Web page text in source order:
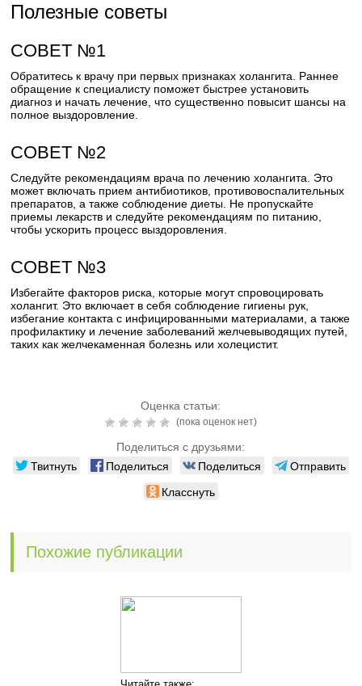
Полезные советы
СОВЕТ №1
Обратитесь к врачу при первых признаках холангита. Раннее
обращение к специалисту поможет быстрее установить
диагноз и начать лечение, что существенно повысит шансы на
полное выздоровление.
СОВЕТ №2
Следуйте рекомендациям врача по лечению холангита. Это
может включать прием антибиотиков, противовоспалительных
препаратов, а также соблюдение диеты. Не пропускайте
приемы лекарств и следуйте рекомендациям по питанию,
чтобы ускорить процесс выздоровления.
СОВЕТ №3
Избегайте факторов риска, которые могут спровоцировать
холангит. Это включает в себя соблюдение гигиены рук,
избегание контакта с инфицированными материалами, а также
профилактику и лечение заболеваний желчевыводящих путей,
таких как желчекаменная болезнь или холецистит.
Оценка статьи:
(пока оценок нет)
Поделиться с друзьями:
Твитнуть Поделиться Поделиться
Отправить
Класснуть
Похожие публикации